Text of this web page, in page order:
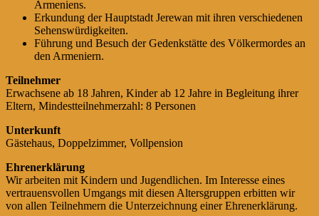
Armeniens.
Erkundung der Hauptstadt Jerewan mit ihren verschiedenen
Sehenswürdigkeiten.
Führung und Besuch der Gedenkstätte des Völkermordes an
den Armeniern.
Teilnehmer
Erwachsene ab 18 Jahren, Kinder ab 12 Jahre in Begleitung ihrer
Eltern, Mindestteilnehmerzahl: 8 Personen
Unterkunft
Gästehaus, Doppelzimmer, Vollpension
Ehrenerklärung
Wir arbeiten mit Kindern und Jugendlichen. Im Interesse eines
vertrauensvollen Umgangs mit diesen Altersgruppen erbitten wir
von allen Teilnehmern die Unterzeichnung einer Ehrenerklärung.